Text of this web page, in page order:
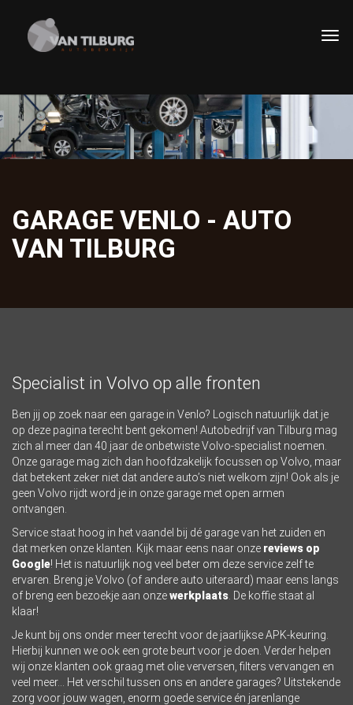
GARAGE VENLO - AUTO
VAN TILBURG
Specialist in Volvo op alle fronten
Ben jij op zoek naar een garage in Venlo? Logisch natuurlijk dat je
op deze pagina terecht bent gekomen! Autobedrijf van Tilburg mag
zich al meer dan 40 jaar de onbetwiste Volvo-specialist noemen.
Onze garage mag zich dan hoofdzakelijk focussen op Volvo, maar
dat betekent zeker niet dat andere auto’s niet welkom zijn! Ook als je
geen Volvo rijdt word je in onze garage met open armen
ontvangen.
Service staat hoog in het vaandel bij dé garage van het zuiden en
dat merken onze klanten. Kijk maar eens naar onze reviews op
Google! Het is natuurlijk nog veel beter om deze service zelf te
ervaren. Breng je Volvo (of andere auto uiteraard) maar eens langs
of breng een bezoekje aan onzewerkplaats . De koffie staat al
klaar!
Je kunt bij ons onder meer terecht voor de jaarlijkse APK-keuring.
Hierbij kunnen we ook een grote beurt voor je doen. Verder helpen
wij onze klanten ook graag met olie verversen, filters vervangen en
veel meer… Het verschil tussen ons en andere garages? Uitstekende
zorg voor jouw wagen, enorm goede service én jarenlange